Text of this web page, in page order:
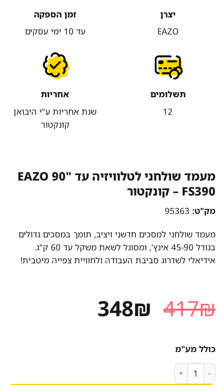
יצרן
EAZO
זמן הספקה
עד 10 ימי עסקים
תשלומים
12
אחריות
שנת אחריות ע"י היבואן
קונקטור
מעמד שולחני לטלוויזיה עד "90 EAZO
FS390 – קונקטור
מק"ט:95363
מעמד שולחני למסכים חדשני ויציב, תומך במסכים גדולים
בגודל 45-90 אינץ', ומסוגל לשאת משקל עד 60 ק"ג.
אידיאלי לשדרוג סביבת העבודה ולחוויית צפייה מיטבית!
417₪ המחיר
348₪ המחיר
כולל מע"מ
כמות של מעמד שולחני לטלוויזיה עד "90 EAZO FS390 - קונקטור